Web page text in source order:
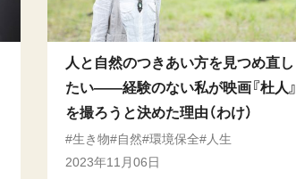
人と自然のつきあい方を見つめ直し
たい――経験のない私が映画『杜人』
を撮ろうと決めた理由（わけ）
生き物 自然 環境保全
人生
2023年11月06日